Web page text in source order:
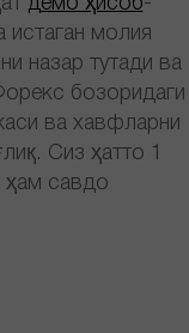
демо ҳисоб-
истаган молия
назар тутади ва
бозоридаги
ва хавфларни
Сиз ҳатто 1
ҳам савдо